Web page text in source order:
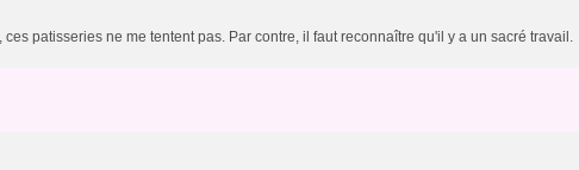
patisseries ne me tentent pas. Par contre, il faut reconnaître qu'il y a un sacré travail.